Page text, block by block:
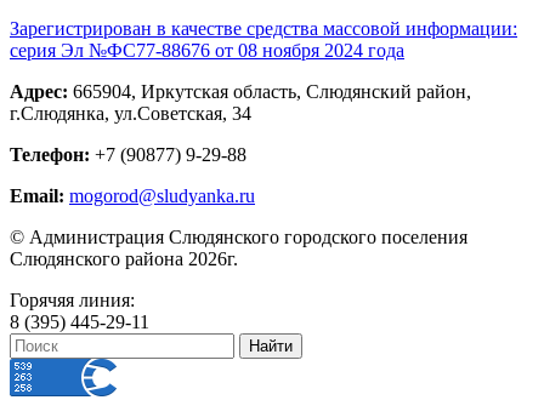
Зарегистрирован в качестве средства массовой информации:
серия Эл №ФС77-88676 от 08 ноября 2024 года
Адрес: 665904, Иркутская область, Слюдянский район,
г.Слюдянка, ул.Советская, 34
Телефон: +7 (90877) 9-29-88
Email: mogorod@sludyanka.ru
© Администрация Слюдянского городского поселения
Слюдянского района 2026г.
Горячяя линия:
8 (395) 445-29-11